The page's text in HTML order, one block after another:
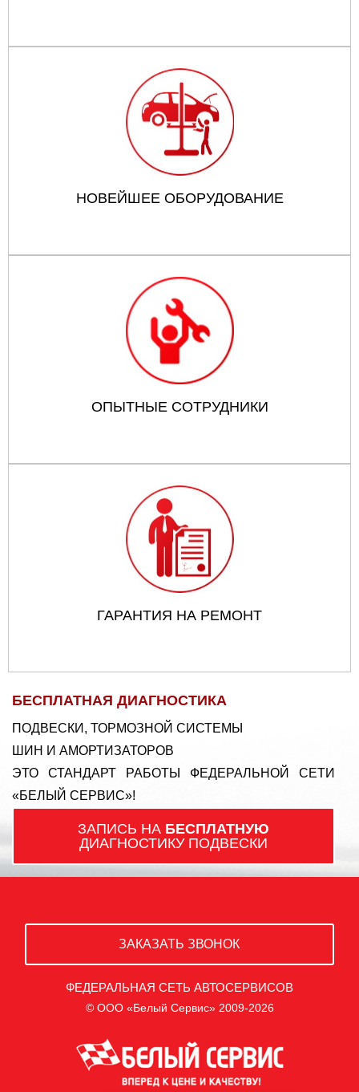
НОВЕЙШЕЕ ОБОРУДОВАНИЕ
ОПЫТНЫЕ СОТРУДНИКИ
ГАРАНТИЯ НА РЕМОНТ
БЕСПЛАТНАЯ ДИАГНОСТИКА
ПОДВЕСКИ, ТОРМОЗНОЙ СИСТЕМЫ
ШИН И АМОРТИЗАТОРОВ
ЭТО СТАНДАРТ РАБОТЫ ФЕДЕРАЛЬНОЙ СЕТИ
«БЕЛЫЙ СЕРВИС»!
ЗАПИСЬ НА БЕСПЛАТНУЮ
ДИАГНОСТИКУ ПОДВЕСКИ
ЗАКАЗАТЬ ЗВОНОК
ФЕДЕРАЛЬНАЯ СЕТЬ АВТОСЕРВИСОВ
© ООО «Белый Сервис» 2009-2026